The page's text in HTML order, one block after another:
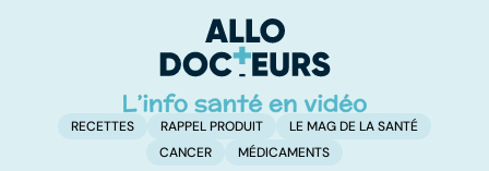
d'angine ?
RECETTES RAPPEL PRODUIT
LE MAG DE LA SANTÉ
CANCER
MÉDICAMENTS